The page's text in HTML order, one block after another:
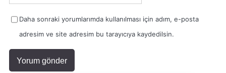
Daha sonraki yorumlarımda kullanılması için adım, e-posta
adresim ve site adresim bu tarayıcıya kaydedilsin.